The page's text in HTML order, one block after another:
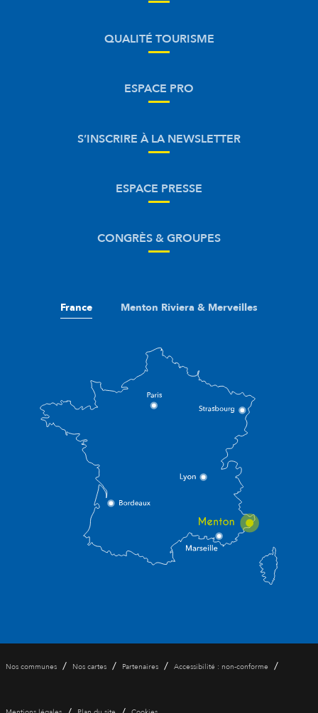
QUALITÉ TOURISME
ESPACE PRO
S’INSCRIRE À LA NEWSLETTER
ESPACE PRESSE
CONGRÈS & GROUPES
France Menton Riviera & Merveilles
Nos communes / Nos cartes / Partenaires / Accessibilité : non-conforme /